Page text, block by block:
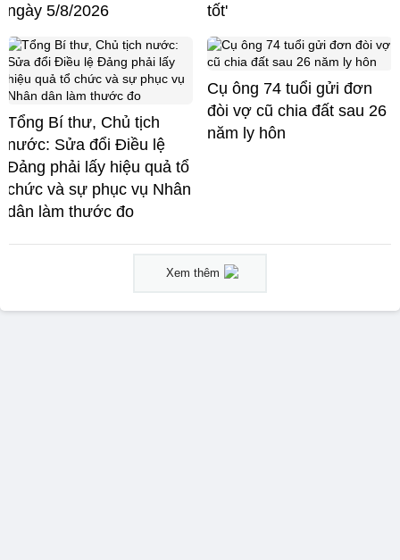
ngày 5/8/2026
tốt'
Tổng Bí thư, Chủ tịch
nước: Sửa đổi Điều lệ
Đảng phải lấy hiệu quả tổ
chức và sự phục vụ Nhân
dân làm thước đo
Cụ ông 74 tuổi gửi đơn
đòi vợ cũ chia đất sau 26
năm ly hôn
Xem thêm